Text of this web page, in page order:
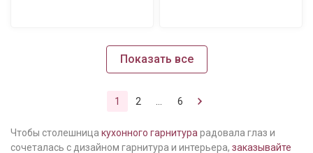
Показать все
1 2 6
Чтобы столешница кухонного гарнитура радовала глаз и
сочеталась с дизайном гарнитура и интерьера, заказывайте